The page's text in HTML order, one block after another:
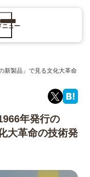
ニュー
新製品」で見る文化大革命
年発行の
大革命の技術発